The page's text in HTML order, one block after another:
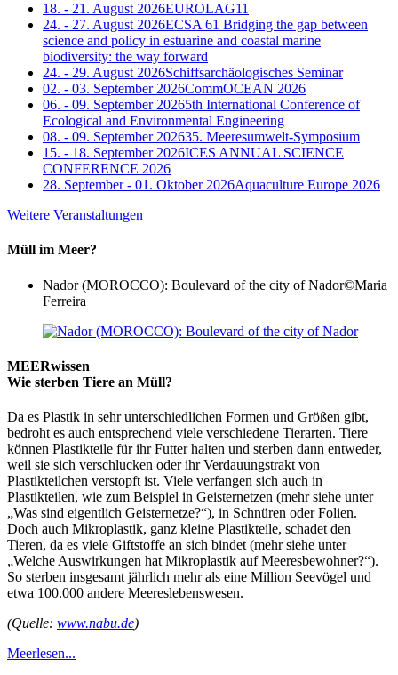
18. - 21. August 2026EUROLAG11
24. - 27. August 2026ECSA 61 Bridging the gap between
science and policy in estuarine and coastal marine
biodiversity: the way forward
24. - 29. August 2026Schiffsarchäologisches Seminar
02. - 03. September 2026CommOCEAN 2026
06. - 09. September 20265th International Conference of
Ecological and Environmental Engineering
08. - 09. September 202635. Meeresumwelt-Symposium
15. - 18. September 2026ICES ANNUAL SCIENCE
CONFERENCE 2026
28. September - 01. Oktober 2026Aquaculture Europe 2026
Weitere Veranstaltungen
Müll im Meer?
Nador (MOROCCO): Boulevard of the city of Nador©Maria
Ferreira
MEERwissen
Wie sterben Tiere an Müll?
Da es Plastik in sehr unterschiedlichen Formen und Größen gibt,
bedroht es auch entsprechend viele verschiedene Tierarten. Tiere
können Plastikteile für ihr Futter halten und sterben dann entweder,
weil sie sich verschlucken oder ihr Verdauungstrakt von
Plastikteilchen verstopft ist. Viele verfangen sich auch in
Plastikteilen, wie zum Beispiel in Geisternetzen (mehr siehe unter
„Was sind eigentlich Geisternetze?“), in Schnüren oder Folien.
Doch auch Mikroplastik, ganz kleine Plastikteile, schadet den
Tieren, da es viele Giftstoffe an sich bindet (mehr siehe unter
„Welche Auswirkungen hat Mikroplastik auf Meeresbewohner?“).
So sterben insgesamt jährlich mehr als eine Million Seevögel und
etwa 100.000 andere Meereslebenswesen.
(Quelle: www.nabu.de)
Meerlesen...